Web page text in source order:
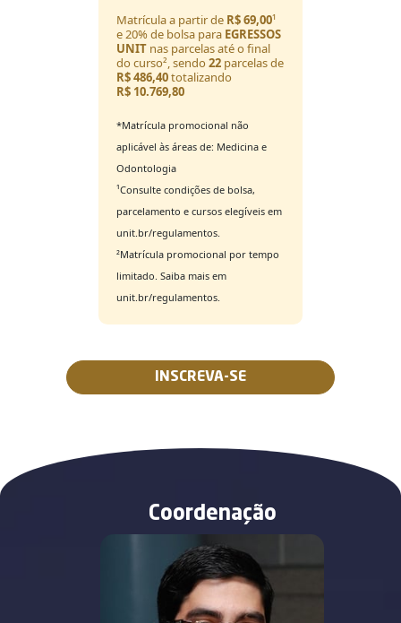
Matrícula a partir de R$ 69,00¹
e 20% de bolsa para EGRESSOS
UNIT nas parcelas até o final
do curso², sendo 22 parcelas de
R$ 486,40totalizando
R$ 10.769,80
*Matrícula promocional não
aplicável às áreas de: Medicina e
Odontologia
¹Consulte condições de bolsa,
parcelamento e cursos elegíveis em
unit.br/regulamentos.
²Matrícula promocional por tempo
limitado. Saiba mais em
unit.br/regulamentos.
INSCREVA-SE
Coordenação